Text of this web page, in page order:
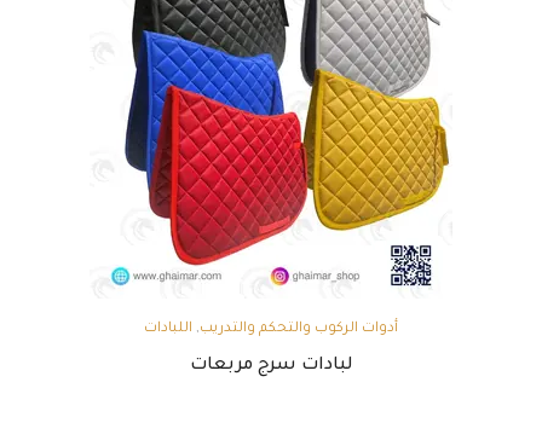
أدوات الركوب والتحكم والتدريب, اللبادات
لبادات سرج مربعات